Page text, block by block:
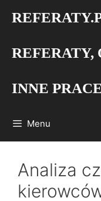
REFERATY,
INNE
Menu
Analiza